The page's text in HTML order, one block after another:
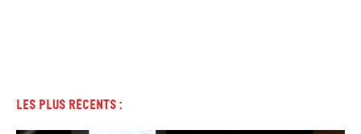
Les plus récents :